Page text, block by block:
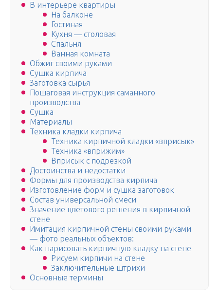
В интерьере квартиры
На балконе
Гостиная
Кухня — столовая
Спальня
Ванная комната
Обжиг своими руками
Сушка кирпича
Заготовка сырья
Пошаговая инструкция саманного
производства
Сушка
Материалы
Техника кладки кирпича
Техника кирпичной кладки «вприсык»
Техника «вприжим»
Вприсык с подрезкой
Достоинства и недостатки
Формы для производства кирпича
Изготовление форм и сушка заготовок
Состав универсальной смеси
Значение цветового решения в кирпичной
стене
Имитация кирпичной стены своими руками
— фото реальных объектов:
Как нарисовать кирпичную кладку на стене
Рисуем кирпичи на стене
Заключительные штрихи
Основные термины